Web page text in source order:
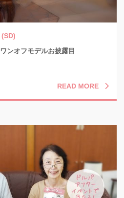
ンオフモデルお披露目
READ MORE